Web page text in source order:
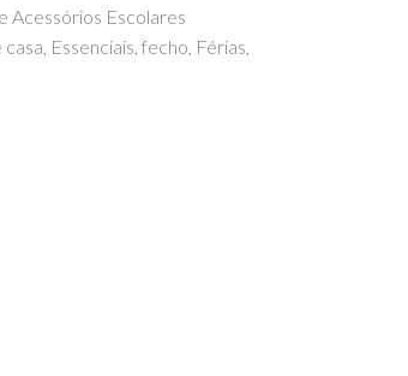
Acessórios Escolares
, Essenciais, fecho, Férias,